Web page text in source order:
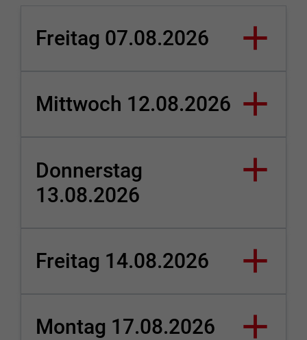
Freitag 07.08.2026
Mittwoch 12.08.2026
Donnerstag
13.08.2026
Freitag 14.08.2026
Montag 17.08.2026